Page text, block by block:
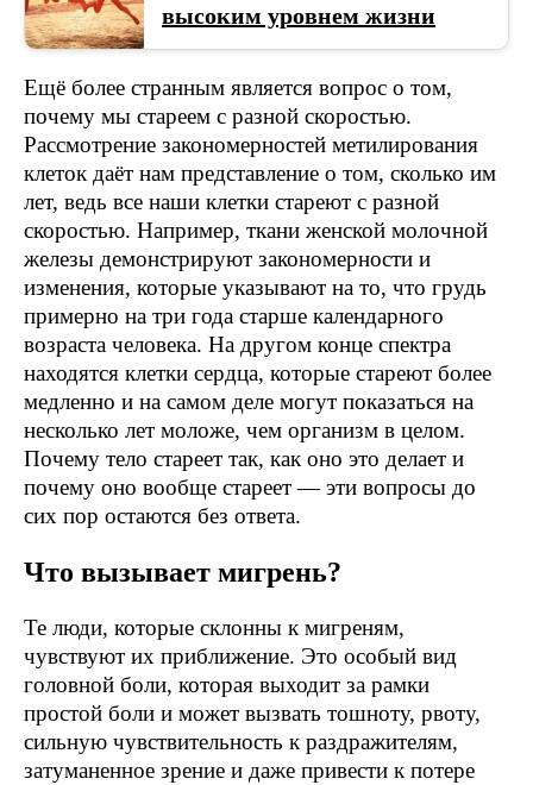
высоким уровнем жизни
Ещё более странным является вопрос о том,
почему мы стареем с разной скоростью.
Рассмотрение закономерностей метилирования
клеток даёт нам представление о том, сколько им
лет, ведь все наши клетки стареют с разной
скоростью. Например, ткани женской молочной
железы демонстрируют закономерности и
изменения, которые указывают на то, что грудь
примерно на три года старше календарного
возраста человека. На другом конце спектра
находятся клетки сердца, которые стареют более
медленно и на самом деле могут показаться на
несколько лет моложе, чем организм в целом.
Почему тело стареет так, как оно это делает и
почему оно вообще стареет — эти вопросы до
сих пор остаются без ответа.
Что вызывает мигрень?
Те люди, которые склонны к мигреням,
чувствуют их приближение. Это особый вид
головной боли, которая выходит за рамки
простой боли и может вызвать тошноту, рвоту,
сильную чувствительность к раздражителям,
затуманенное зрение и даже привести к потере